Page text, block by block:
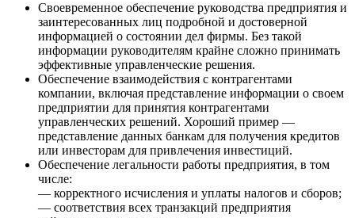
Своевременное обеспечение руководства предприятия и
заинтересованных лиц подробной и достоверной
информацией о состоянии дел фирмы. Без такой
информации руководителям крайне сложно принимать
эффективные управленческие решения.
Обеспечение взаимодействия с контрагентами
компании, включая представление информации о своем
предприятии для принятия контрагентами
управленческих решений. Хороший пример —
представление данных банкам для получения кредитов
или инвесторам для привлечения инвестиций.
Обеспечение легальности работы предприятия, в том
числе:
— корректного исчисления и уплаты налогов и сборов;
— соответствия всех транзакций предприятия